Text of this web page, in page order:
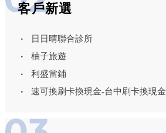
客戶新選
日日晴聯合診所
柚子旅遊
利盛當鋪
速可換刷卡換現金-台中刷卡換現金